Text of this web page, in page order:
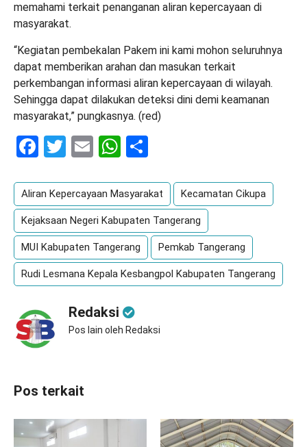
memahami terkait penanganan aliran kepercayaan di
masyarakat.
“Kegiatan pembekalan Pakem ini kami mohon seluruhnya
dapat memberikan arahan dan masukan terkait
perkembangan informasi aliran kepercayaan di wilayah.
Sehingga dapat dilakukan deteksi dini demi keamanan
masyarakat,” pungkasnya. (red)
Facebook
Twitter
EmailWhatsApp
Aliran Kepercayaan Masyarakat Kecamatan Cikupa
Kejaksaan Negeri Kabupaten Tangerang
MUI Kabupaten Tangerang Pemkab Tangerang
Rudi Lesmana Kepala Kesbangpol Kabupaten Tangerang
Redaksi
Pos lain oleh Redaksi
Pos terkait